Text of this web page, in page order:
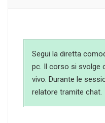
Segui la diretta
pc. Il corso si svolge
vivo. Durante le
relatore tramite chat.